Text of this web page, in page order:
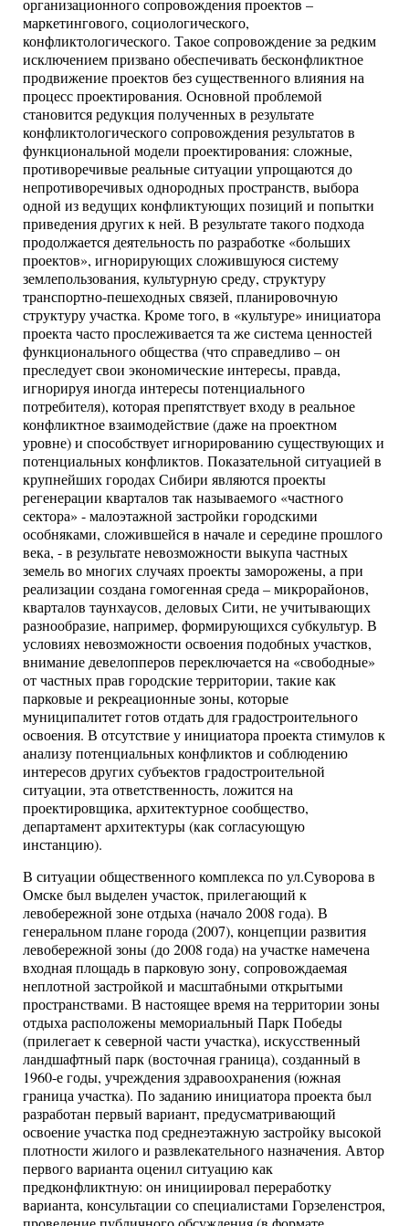
организационного сопровождения проектов –
маркетингового, социологического,
конфликтологического. Такое сопровождение за редким
исключением призвано обеспечивать бесконфликтное
продвижение проектов без существенного влияния на
процесс проектирования. Основной проблемой
становится редукция полученных в результате
конфликтологического сопровождения результатов в
функциональной модели проектирования: сложные,
противоречивые реальные ситуации упрощаются до
непротиворечивых однородных пространств, выбора
одной из ведущих конфликтующих позиций и попытки
приведения других к ней. В результате такого подхода
продолжается деятельность по разработке «больших
проектов», игнорирующих сложившуюся систему
землепользования, культурную среду, структуру
транспортно-пешеходных связей, планировочную
структуру участка. Кроме того, в «культуре» инициатора
проекта часто прослеживается та же система ценностей
функционального общества (что справедливо – он
преследует свои экономические интересы, правда,
игнорируя иногда интересы потенциального
потребителя), которая препятствует входу в реальное
конфликтное взаимодействие (даже на проектном
уровне) и способствует игнорированию существующих и
потенциальных конфликтов. Показательной ситуацией в
крупнейших городах Сибири являются проекты
регенерации кварталов так называемого «частного
сектора» - малоэтажной застройки городскими
особняками, сложившейся в начале и середине прошлого
века, - в результате невозможности выкупа частных
земель во многих случаях проекты заморожены, а при
реализации создана гомогенная среда – микрорайонов,
кварталов таунхаусов, деловых Сити, не учитывающих
разнообразие, например, формирующихся субкультур. В
условиях невозможности освоения подобных участков,
внимание девелопперов переключается на «свободные»
от частных прав городские территории, такие как
парковые и рекреационные зоны, которые
муниципалитет готов отдать для градостроительного
освоения. В отсутствие у инициатора проекта стимулов к
анализу потенциальных конфликтов и соблюдению
интересов других субъектов градостроительной
ситуации, эта ответственность, ложится на
проектировщика, архитектурное сообщество,
департамент архитектуры (как согласующую
инстанцию).
В ситуации общественного комплекса по ул.Суворова в
Омске был выделен участок, прилегающий к
левобережной зоне отдыха (начало 2008 года). В
генеральном плане города (2007), концепции развития
левобережной зоны (до 2008 года) на участке намечена
входная площадь в парковую зону, сопровождаемая
неплотной застройкой и масштабными открытыми
пространствами. В настоящее время на территории зоны
отдыха расположены мемориальный Парк Победы
(прилегает к северной части участка), искусственный
ландшафтный парк (восточная граница), созданный в
1960-е годы, учреждения здравоохранения (южная
граница участка). По заданию инициатора проекта был
разработан первый вариант, предусматривающий
освоение участка под среднеэтажную застройку высокой
плотности жилого и развлекательного назначения. Автор
первого варианта оценил ситуацию как
предконфликтную: он инициировал переработку
варианта, консультации со специалистами Горзеленстроя,